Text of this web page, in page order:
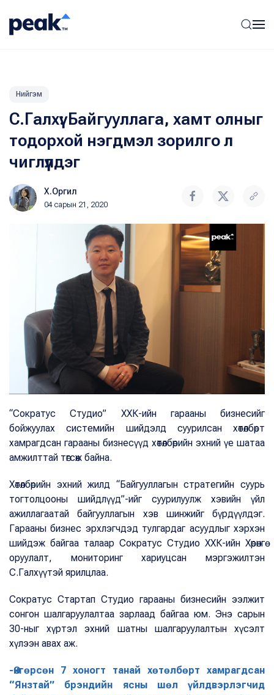
Нийгэм
С.Галхүү: Байгууллага, хамт олныг
тодорхой нэгдмэл зорилго л
чиглүүлдэг
Х.Оргил
04 сарын 21, 2020
“Сократус Студио” ХХК-ийн гарааны бизнесийг
бойжуулах системийн шийдэлд суурилсан хөтөлбөрт
хамрагдсан гарааны бизнесүүд хөтөлбөрийн эхний үе шатаа
амжилттай төгсөж байна.
Хөтөлбөрийн эхний жилд “Байгууллагын стратегийн суурь
тогтолцооны шийдлүүд”-ийг суурилуулж хэвийн үйл
ажиллагаатай байгууллагын хэв шинжийг бүрдүүлдэг.
Гарааны бизнес эрхлэгчдэд тулгардаг асуудлыг хэрхэн
шийдэж байгаа талаар Сократус Студио ХХК-ийн Хөрөнгө
оруулалт, мониторинг хариуцсан мэргэжилтэн
С.Галхүүтэй ярилцлаа.
Сократус Стартап Студио гарааны бизнесийн ээлжит
сонгон шалгаруулалтаа зарлаад байгаа юм. Энэ сарын
30-ныг хүртэл эхний шатны шалгаруулалтын хүсэлт
хүлээн авах аж.
-Өнгөрсөн 7 хоногт танай хөтөлбөрт хамрагдсан
“Янзтай” брэндийн ясны шөл үйлдвэрлэгчид